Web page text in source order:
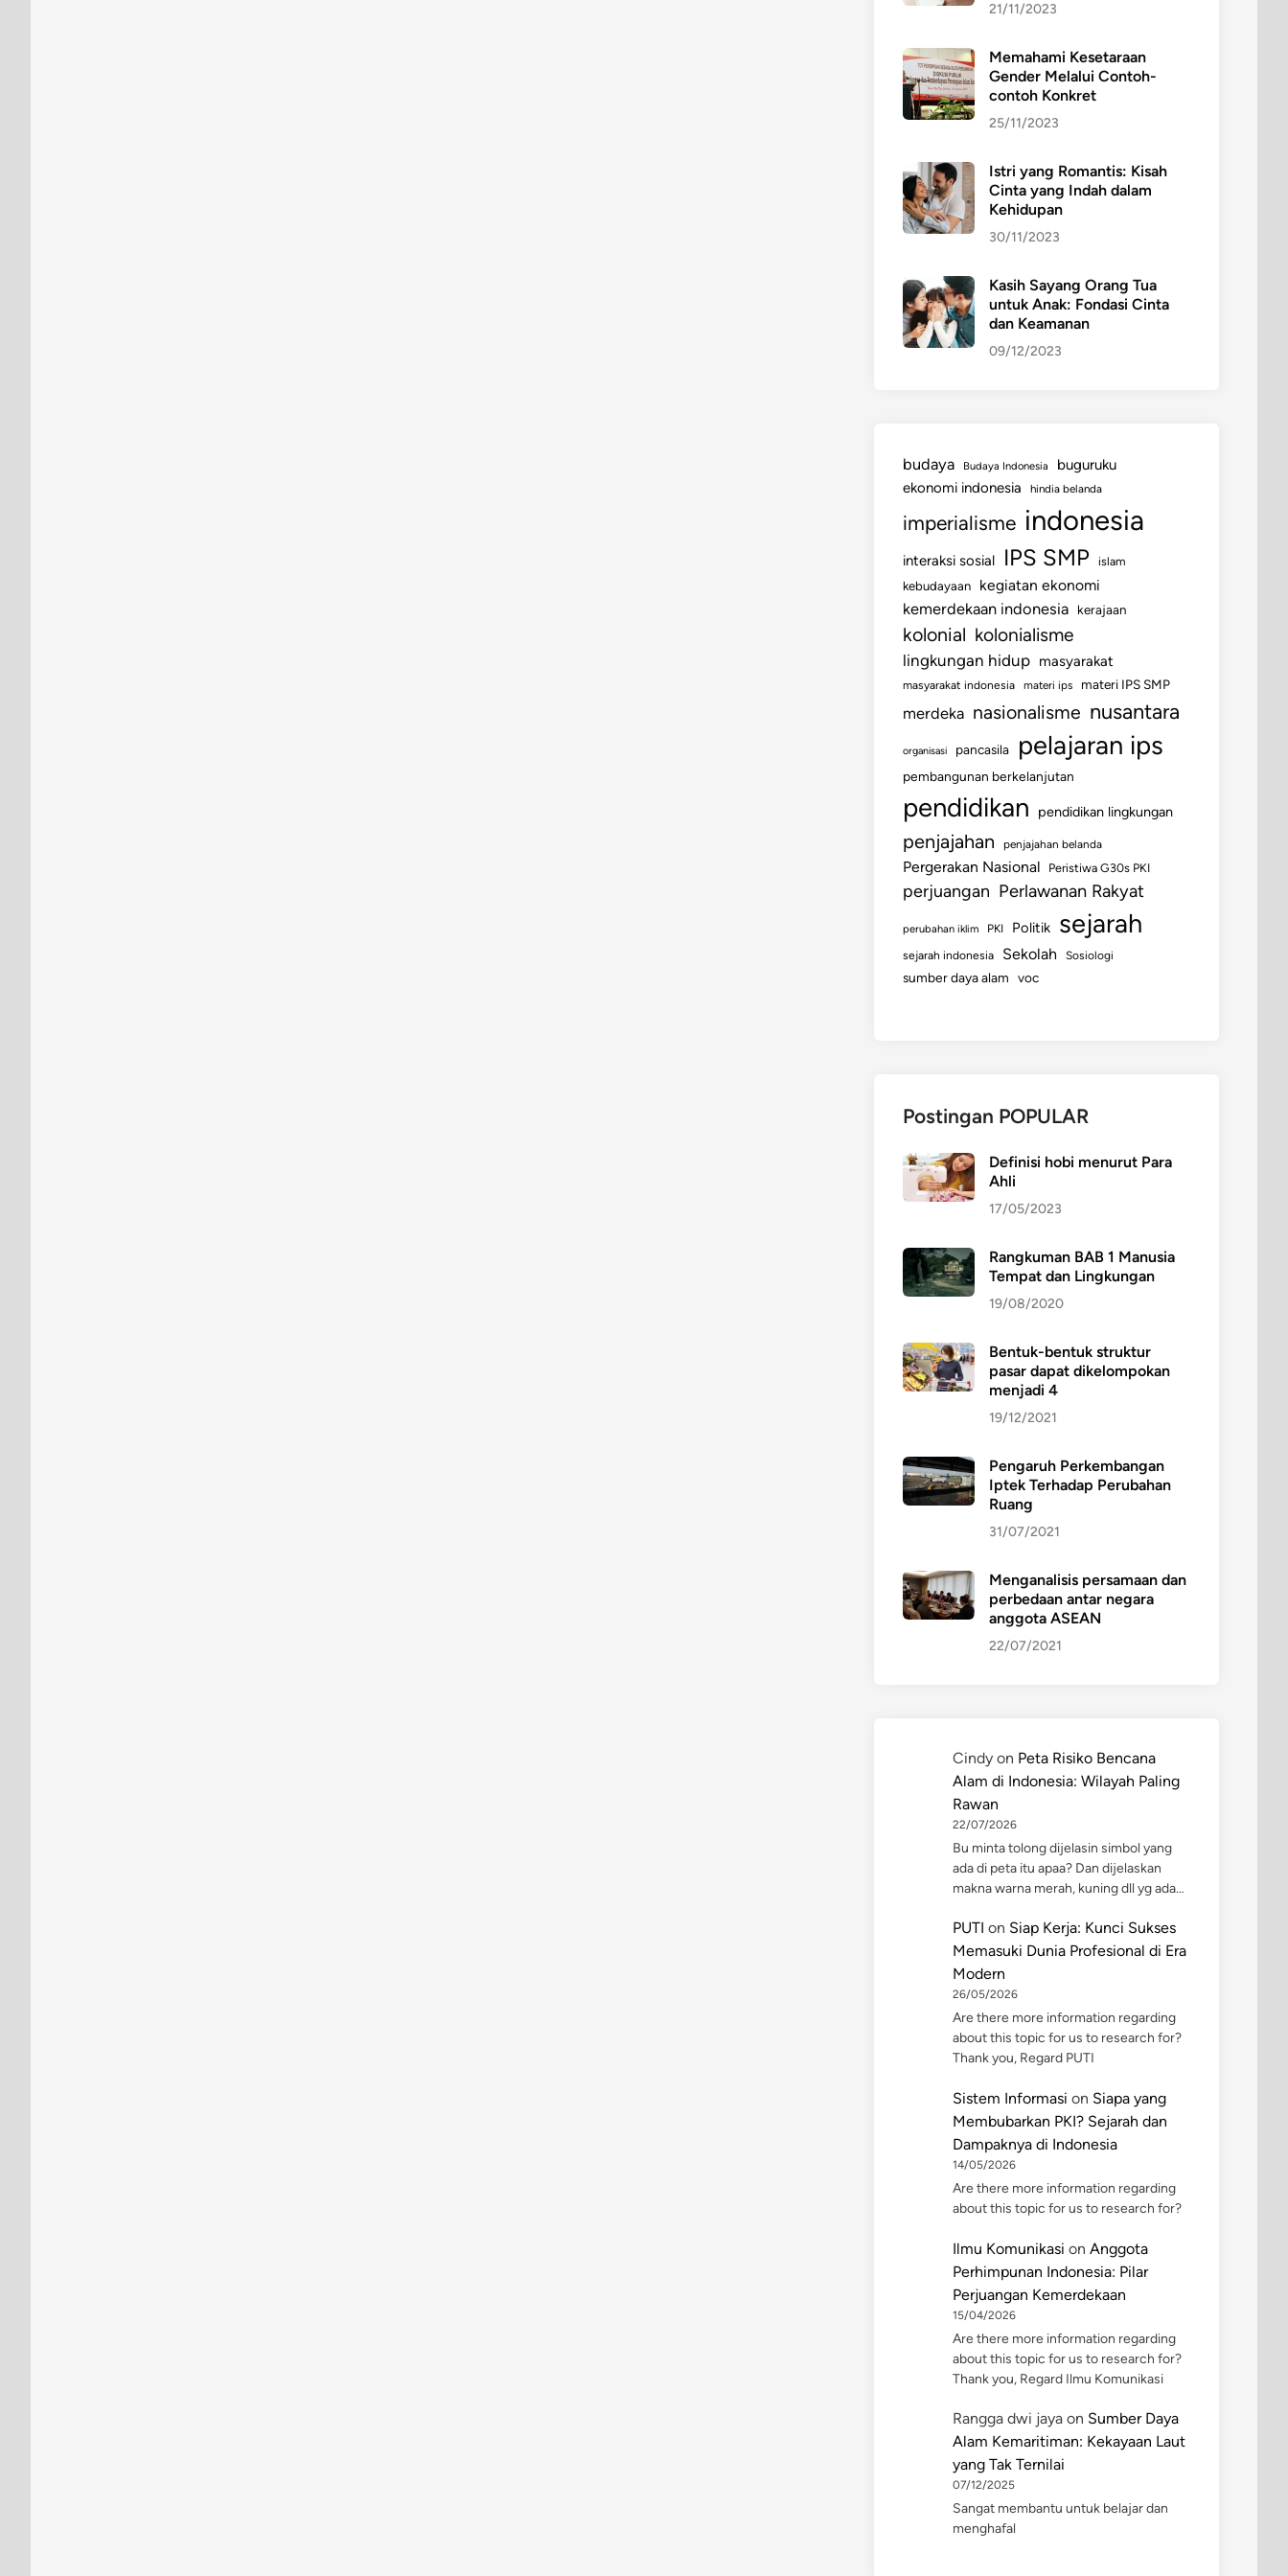
21/11/2023
Memahami Kesetaraan
Gender Melalui Contoh-
contoh Konkret
25/11/2023
Istri yang Romantis: Kisah
Cinta yang Indah dalam
Kehidupan
30/11/2023
Kasih Sayang Orang Tua
untuk Anak: Fondasi Cinta
dan Keamanan
09/12/2023
budaya Budaya Indonesia
buguruku
ekonomi indonesia
hindia belanda
imperialisme indonesia
interaksi sosial IPS SMP
islam
kebudayaan
kegiatan ekonomi
kemerdekaan indonesia kerajaan
kolonial kolonialisme
lingkungan hidup masyarakat
masyarakat indonesia materi ips materi IPS SMP
merdeka nasionalisme nusantara
organisasi pancasila pelajaran ips
pembangunan berkelanjutan
pendidikan pendidikan lingkungan
penjajahan penjajahan belanda
Pergerakan Nasional Peristiwa G30s PKI
perjuangan Perlawanan Rakyat
perubahan iklim PKI Politik sejarah
sejarah indonesia Sekolah Sosiologi
sumber daya alam voc
Postingan POPULAR
Definisi hobi menurut Para
Ahli
17/05/2023
Rangkuman BAB 1 Manusia
Tempat dan Lingkungan
19/08/2020
Bentuk-bentuk struktur
pasar dapat dikelompokan
menjadi 4
19/12/2021
Pengaruh Perkembangan
Iptek Terhadap Perubahan
Ruang
31/07/2021
Menganalisis persamaan dan
perbedaan antar negara
anggota ASEAN
22/07/2021
Cindy on Peta Risiko Bencana
Alam di Indonesia: Wilayah Paling
Rawan
22/07/2026
Bu minta tolong dijelasin simbol yang
ada di peta itu apaa? Dan dijelaskan
makna warna merah, kuning dll yg ada…
PUTI on Siap Kerja: Kunci Sukses
Memasuki Dunia Profesional di Era
Modern
26/05/2026
Are there more information regarding
about this topic for us to research for?
Thank you, Regard PUTI
Sistem Informasi on Siapa yang
Membubarkan PKI? Sejarah dan
Dampaknya di Indonesia
14/05/2026
Are there more information regarding
about this topic for us to research for?
Ilmu Komunikasi on Anggota
Perhimpunan Indonesia: Pilar
Perjuangan Kemerdekaan
15/04/2026
Are there more information regarding
about this topic for us to research for?
Thank you, Regard Ilmu Komunikasi
Rangga dwi jaya on Sumber Daya
Alam Kemaritiman: Kekayaan Laut
yang Tak Ternilai
07/12/2025
Sangat membantu untuk belajar dan
menghafal